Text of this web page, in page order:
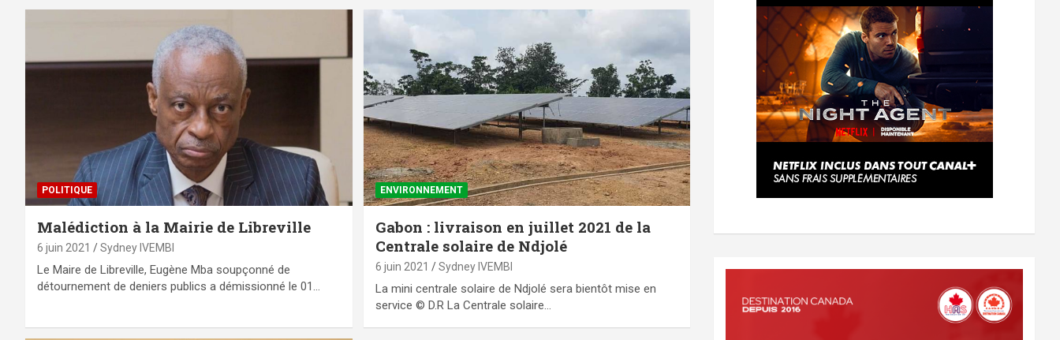
POLITIQUE
Malédiction à la Mairie de Libreville
6 juin 2021 Sydney IVEMBI
Le Maire de Libreville, Eugène Mba soupçonné de
détournement de deniers publics a démissionné le 01…
ENVIRONNEMENT
Gabon : livraison en juillet 2021 de la
Centrale solaire de Ndjolé
6 juin 2021 Sydney IVEMBI
La mini centrale solaire de Ndjolé sera bientôt mise en
service © D.R La Centrale solaire…